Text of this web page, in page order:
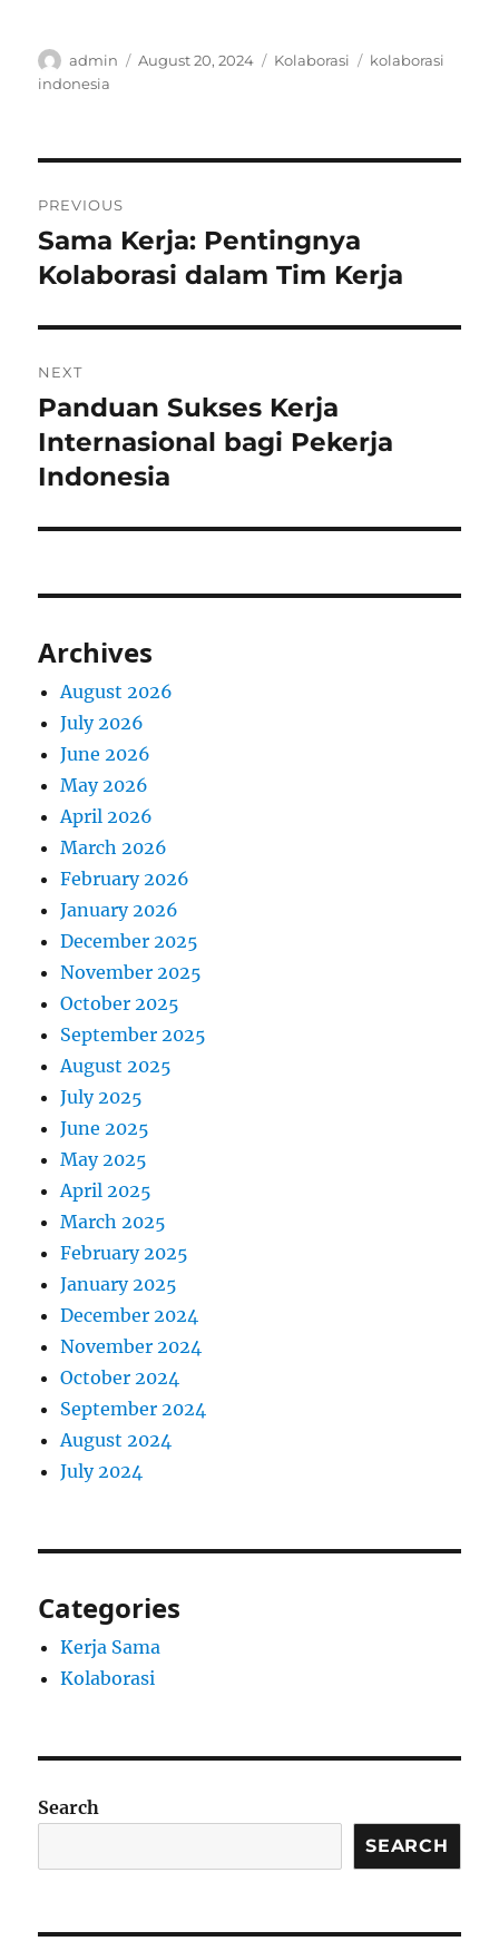
Author
admin
Posted
August 20, 2024 Categories
Kolaborasi Tags
kolaborasi
indonesia
navigation
PREVIOUS
Previous
post:
Sama Kerja: Pentingnya
Kolaborasi dalam Tim Kerja
NEXT
Next
post:
Panduan Sukses Kerja
Internasional bagi Pekerja
Indonesia
Archives
August 2026
July 2026
June 2026
May 2026
April 2026
March 2026
February 2026
January 2026
December 2025
November 2025
October 2025
September 2025
August 2025
July 2025
June 2025
May 2025
April 2025
March 2025
February 2025
January 2025
December 2024
November 2024
October 2024
September 2024
August 2024
July 2024
Categories
Kerja Sama
Kolaborasi
Search
SEARCH